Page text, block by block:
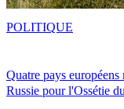
Quatre pays
Russie pour l'Ossétie
POLITIQUE